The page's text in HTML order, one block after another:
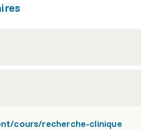
cours/recherche-clinique